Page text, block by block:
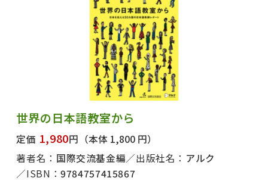
世界の日本語教室から
定価 1,980円 （本体 1,800 円）
著者名： 国際交流基金編 出版社名： アルク
ISBN：9784757415867